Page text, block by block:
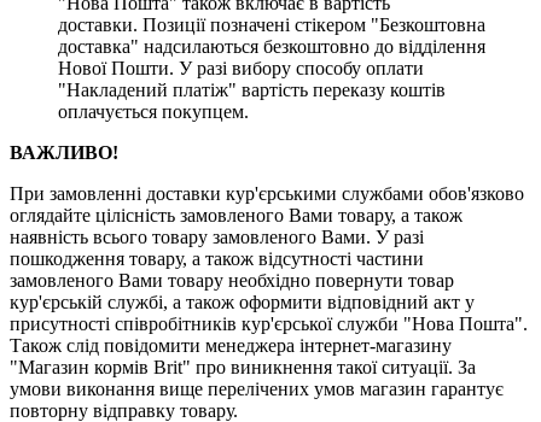
доставки. Позиції позначені стікером "Безкоштовна
доставка" надсилаються безкоштовно до відділення
Нової Пошти. У разі вибору способу оплати
"Накладений платіж" вартість переказу коштів
оплачується покупцем.
ВАЖЛИВО!
При замовленні доставки кур'єрськими службами обов'язково
оглядайте цілісність замовленого Вами товару, а також
наявність всього товару замовленого Вами. У разі
пошкодження товару, а також відсутності частини
замовленого Вами товару необхідно повернути товар
кур'єрській службі, а також оформити відповідний акт у
присутності співробітників кур'єрської служби "Нова Пошта".
Також слід повідомити менеджера інтернет-магазину
"Магазин кормів Brit" про виникнення такої ситуації. За
умови виконання вище перелічених умов магазин гарантує
повторну відправку товару.